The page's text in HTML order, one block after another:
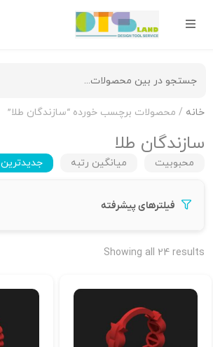
خانه / محصولات برچسب خورده “سازندگان طلا”
سازندگان طلا
محبوبیت میانگین رتبه جدیدترین
فیلترهای پیشرفته
Showing all 24 results